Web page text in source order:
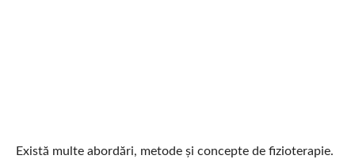
Există multe abordări, metode și concepte de fizioterapie.